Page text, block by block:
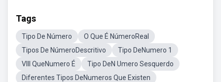
Tags
Tipo De Número
O Que É NúmeroReal
Tipos De NúmeroDescritivo
Tipo DeNumero 1
VIII QueNumero É
Tipo DeN Umero Sesquerdo
Diferentes Tipos DeNumeros Que Existen